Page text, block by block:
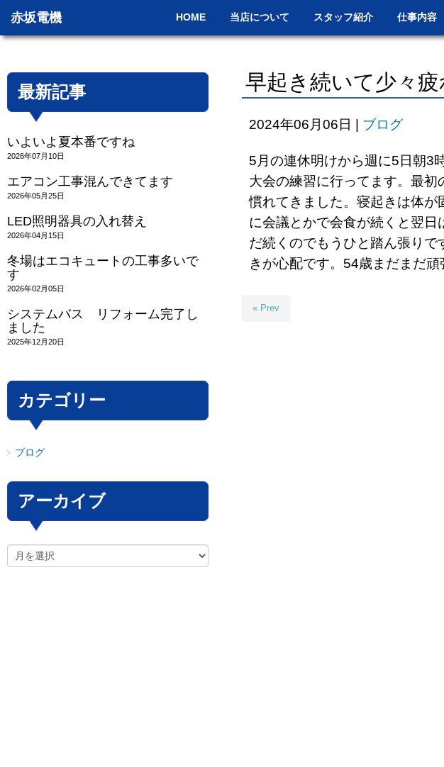
赤坂電機 HOME 当店について スタッフ紹介 仕事内容
早起き続いて少々
2024年06月06日 ブログ
5月の連休明けから週に5日朝3
大会の練習に行ってます。最
慣れてきました。寝起きは体
に会議とかで会食が続くと翌日
だ続くのでもうひと踏ん張りで
きが心配です。54歳まだまだ頑
« Prev
最新記事
いよいよ夏本番ですね
2026年07月10日
エアコン工事混んできてます
2026年05月25日
LED照明器具の入れ替え
2026年04月15日
冬場はエコキュートの工事多いで
す
2026年02月05日
システムバス リフォーム完了し
ました
2025年12月20日
カテゴリー
ブログ
アーカイブ